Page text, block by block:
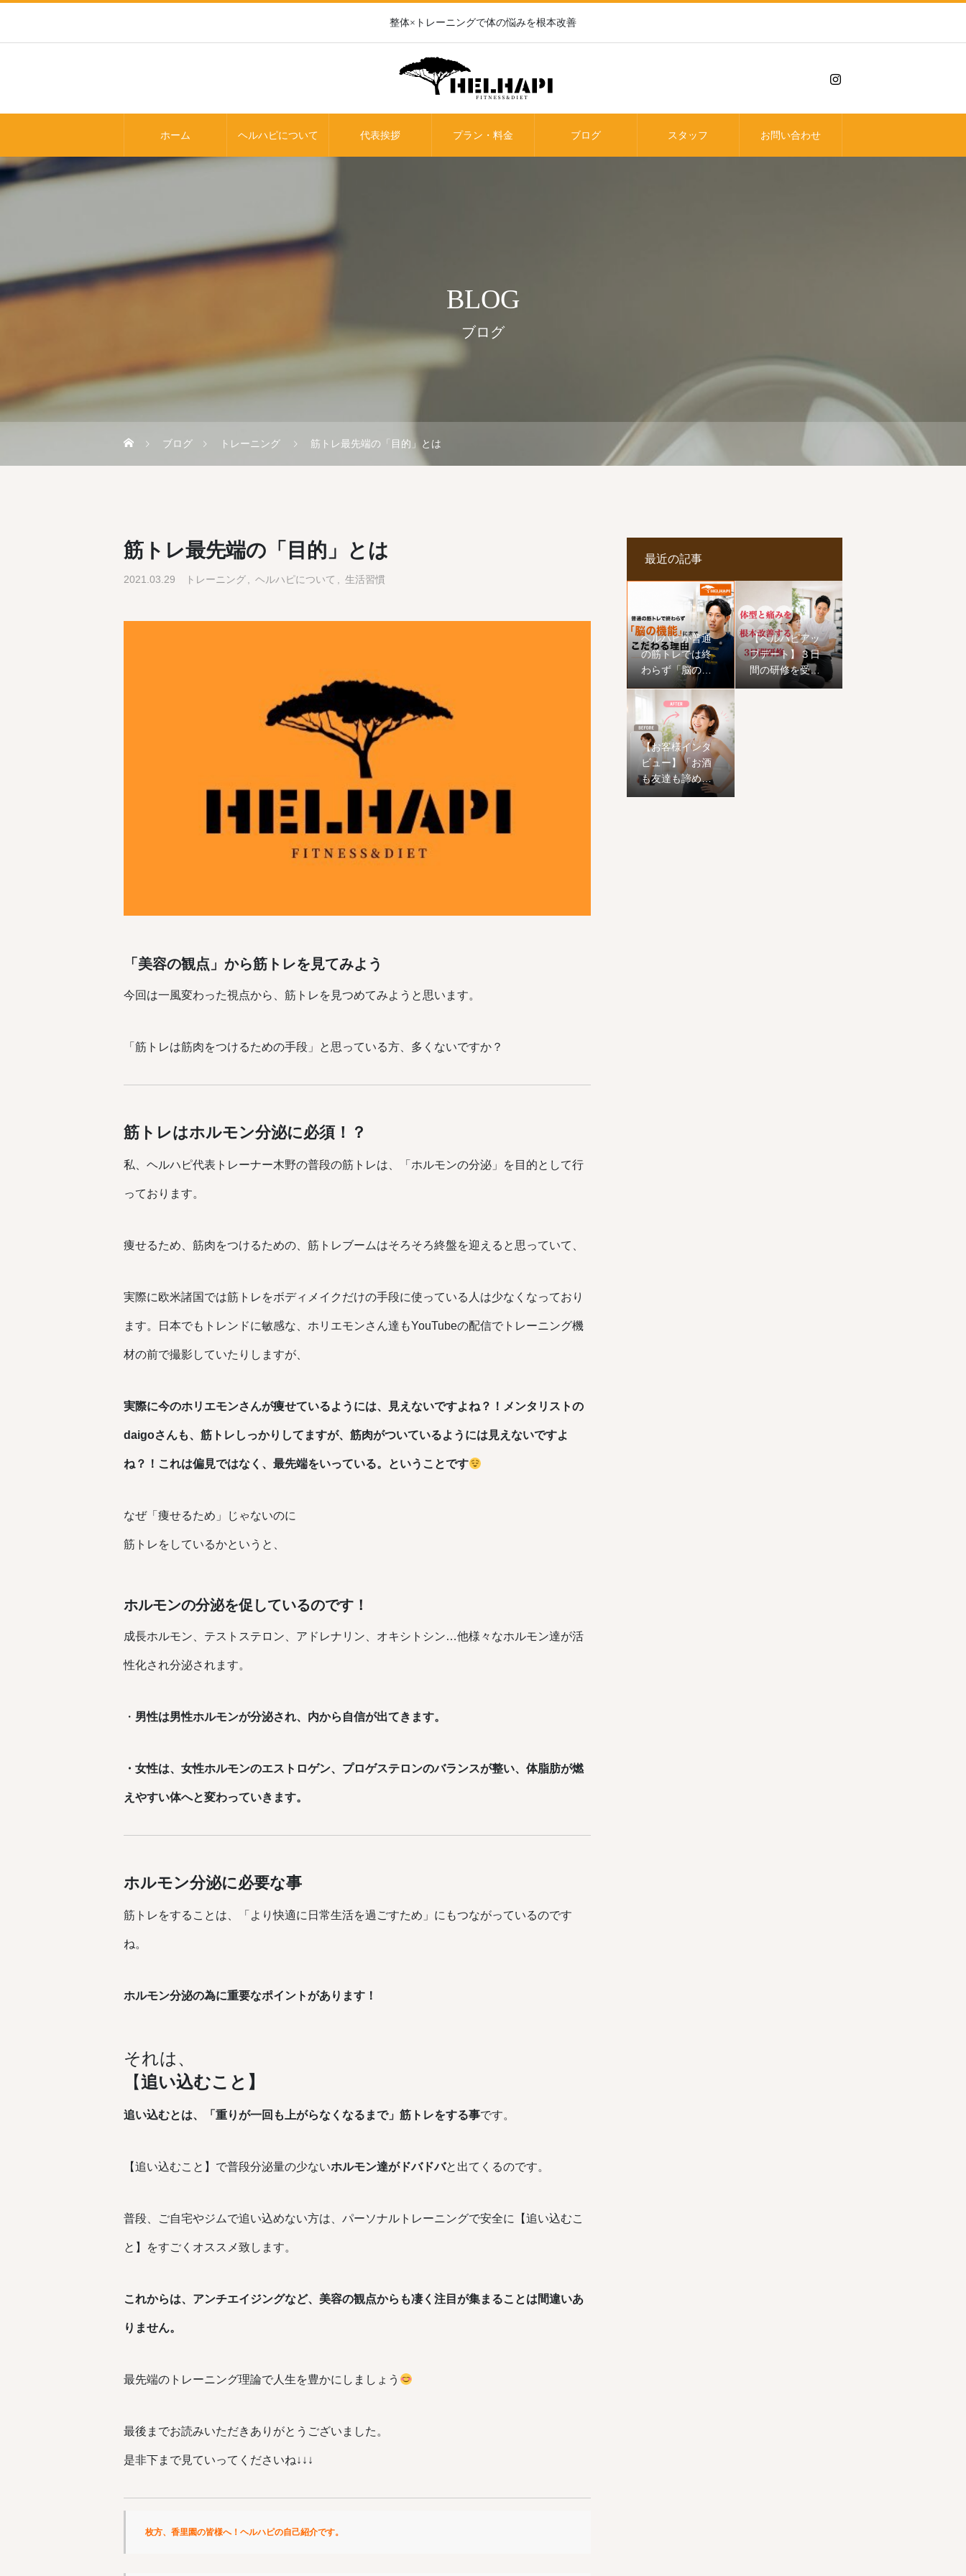
整体×トレーニングで体の悩みを根本改善
ホーム ヘルハピについて 代表挨拶 プラン・料金 ブログ スタッフ お問い合わせ
BLOG
ブログ
ブログ トレーニング 筋トレ最先端の「目的」とは
筋トレ最先端の「目的」とは
2021.03.29 トレーニング ヘルハピについて 生活習慣
「美容の観点」から筋トレを見てみよう
今回は一風変わった視点から、筋トレを見つめてみようと思います。
「筋トレは筋肉をつけるための手段」と思っている方、多くないですか？
筋トレはホルモン分泌に必須！？
私、ヘルハピ代表トレーナー木野の普段の筋トレは、「ホルモンの分泌」を目的として行
っております。
痩せるため、筋肉をつけるための、筋トレブームはそろそろ終盤を迎えると思っていて、
実際に欧米諸国では筋トレをボディメイクだけの手段に使っている人は少なくなっており
ます。日本でもトレンドに敏感な、ホリエモンさん達もYouTubeの配信でトレーニング機
材の前で撮影していたりしますが、
実際に今のホリエモンさんが痩せているようには、見えないですよね？！メンタリストの
daigoさんも、筋トレしっかりしてますが、筋肉がついているようには見えないですよ
ね？！これは偏見ではなく、最先端をいっている。ということです
なぜ「痩せるため」じゃないのに
筋トレをしているかというと、
ホルモンの分泌を促しているのです！
成長ホルモン、テストステロン、アドレナリン、オキシトシン…他様々なホルモン達が活
性化され分泌されます。
・ 男性は男性ホルモンが分泌され、内から自信が出てきます。
・女性は、女性ホルモンのエストロゲン、プロゲステロンのバランスが整い、体脂肪が燃
えやすい体へと変わっていきます。
ホルモン分泌に必要な事
筋トレをすることは、「より快適に日常生活を過ごすため」にもつながっているのです
ね。
ホルモン分泌の為に重要なポイントがあります！
それは、
【追い込むこと】
追い込むとは、「重りが一回も上がらなくなるまで」筋トレをする事です。
【追い込むこと】で普段分泌量の少ないホルモン達がドバドバと出てくるのです。
普段、ご自宅やジムで追い込めない方は、パーソナルトレーニングで安全に【追い込むこ
と】をすごくオススメ致します。
これからは、アンチエイジングなど、美容の観点からも凄く注目が集まることは間違いあ
りません。
最先端のトレーニング理論で人生を豊かにしましょう
最後までお読みいただきありがとうございました。
是非下まで見ていってくださいね↓↓↓
枚方、香里園の皆様へ！ヘルハピの自己紹介です。
最近の記事
ヘルハピが普通
の筋トレでは終
わらず「脳の機
能」にまでこだ
わる理由
【ヘルハピアッ
プデート】３日
間の研修を受け
てきました。
【お客様インタ
ビュー】「お酒
も友達も諦めな
い！」50歳から